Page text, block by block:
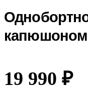
капюшоном
19 990 ₽